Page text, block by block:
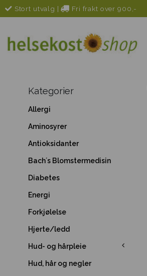
Stort utvalg | Fri frakt over 900,-
Kategorier
Allergi
Aminosyrer
Antioksidanter
Bach´s Blomstermedisin
Diabetes
Energi
Forkjølelse
Hjerte/ledd
Hud- og hårpleie
Hud, hår og negler